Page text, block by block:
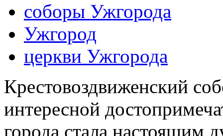
соборы Ужгорода
Ужгород
церкви Ужгорода
Крестовоздвиженский
интересной
города стала настоящим